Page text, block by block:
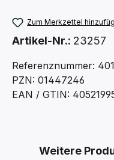
Zum Merkzettel
Artikel-Nr.: 23257
Referenznummer:
PZN: 01447246
EAN / GTIN:
Weitere